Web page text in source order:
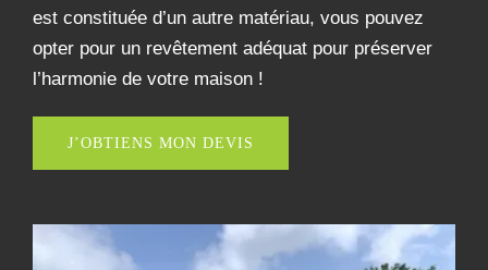
est constituée d’un autre matériau, vous pouvez
opter pour un revêtement adéquat pour préserver
l’harmonie de votre maison !
J’OBTIENS MON DEVIS